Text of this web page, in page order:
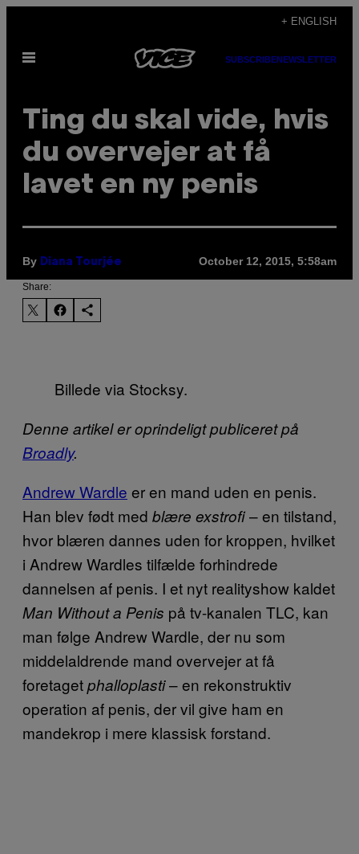
content
+ ENGLISH
Open
SUBSCRIBENEWSLETTER
Ting du skal vide, hvis
du overvejer at få
lavet en ny penis
By Diana Tourjée October 12, 2015, 5:58am
Share:
Billede via Stocksy.
Denne artikel er oprindeligt publiceret på
Broadly.
Andrew Wardle er en mand uden en penis.
Han blev født med blære exstrofi– en tilstand,
hvor blæren dannes uden for kroppen, hvilket
i Andrew Wardles tilfælde forhindrede
dannelsen af penis. I et nyt realityshow kaldet
Man Without a Penis på tv-kanalen TLC, kan
man følge Andrew Wardle, der nu som
middelaldrende mand overvejer at få
foretagetphalloplasti– en rekonstruktiv
operation af penis, der vil give ham en
mandekrop i mere klassisk forstand.